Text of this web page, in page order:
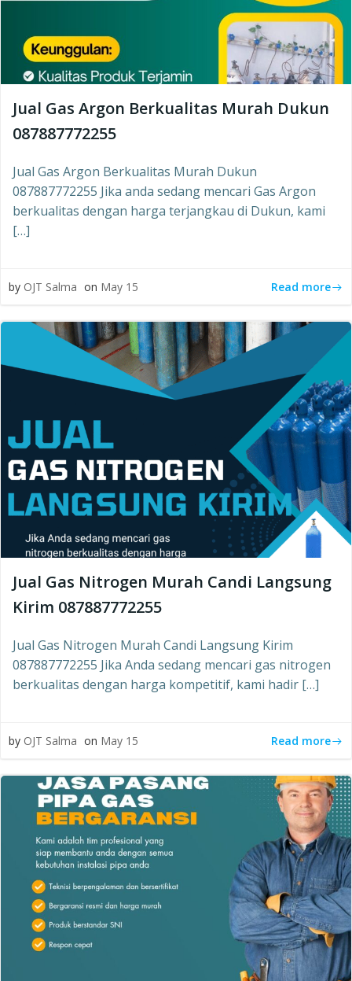
Jual Gas Argon Berkualitas Murah Dukun
087887772255
Jual Gas Argon Berkualitas Murah Dukun
087887772255 Jika anda sedang mencari Gas Argon
berkualitas dengan harga terjangkau di Dukun, kami
[…]
by OJT Salma on May 15 Read more
Jual Gas Nitrogen Murah Candi Langsung
Kirim 087887772255
Jual Gas Nitrogen Murah Candi Langsung Kirim
087887772255 Jika Anda sedang mencari gas nitrogen
berkualitas dengan harga kompetitif, kami hadir […]
by OJT Salma on May 15 Read more